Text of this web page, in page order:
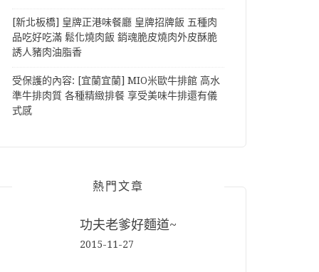
[新北板橋] 皇牌正港味餐廳 皇牌招牌飯 五種肉
品吃好吃滿 鬆化燒肉飯 銷魂脆皮燒肉外皮酥脆
誘人豬肉油脂香
受保護的內容: [宜蘭宜蘭] MIO米歐牛排館 高水
準牛排肉質 各種精緻排餐 享受美味牛排還有儀
式感
熱門文章
功夫老爹好麵道~
2015-11-27